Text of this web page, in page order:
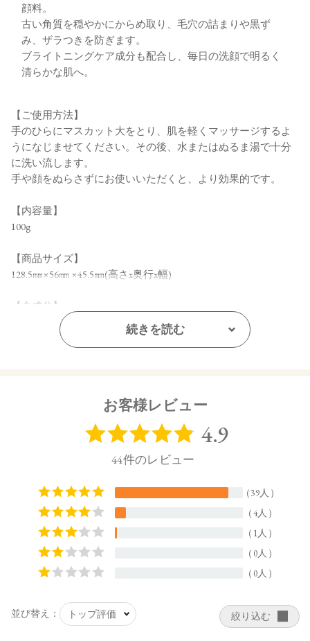
顔料。
古い角質を穏やかにからめ取り、毛穴の詰まりや黒ず
み、ザラつきを防ぎます。
ブライトニングケア成分も配合し、毎日の洗顔で明るく
清らかな肌へ。
【ご使用方法】
手のひらにマスカット大をとり、肌を軽くマッサージするよ
うになじませてください。その後、水またはぬるま湯で十分
に洗い流します。
手や顔をぬらさずにお使いいただくと、より効果的です。
【内容量】
100g
【商品サイズ】
128.5㎜×56㎜ ×45.5㎜(高さx奥行x幅)
【全成分】
水、グリセリン、グルコマンナン、コカミドDEA、カオリ
ン、セイヨウミザクラ果実、セイヨウナシ果実、アスコルビ
キス、カニナバラ果実エキス、アセロラ果実エキス、キウイ
ブサアルンジナセア茎エキス、ヘチマ果実、水添レシチン、
油、ローズマリー葉油、イランイラン花油、ラバンデュラハ
ジ油、クエン酸、コーンスターチ、パーム油、スクロース、
シアノコバラミン、マルトデキストリン、プロパンジオー
ル、シクロデキストリン、キサンタンガム、ココイルグルタ
ミン酸Na、ココイルグルタミン酸2Na、ヒドロキシエチルセ
ルロース、水酸化K、ペンチレングリコール、ベンジルアルコ
ール、BG 、デヒドロ酢酸
【原産国】
続きを読む
お客様レビュー